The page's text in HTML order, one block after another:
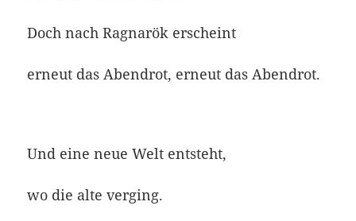
Doch nach Ragnarök erscheint
erneut das Abendrot, erneut das Abendrot.
Und eine neue Welt entsteht,
wo die alte verging.